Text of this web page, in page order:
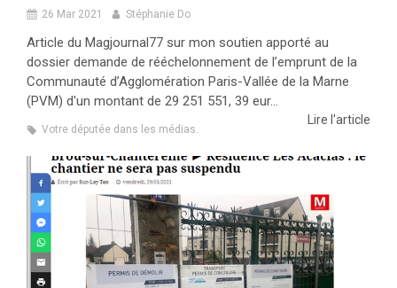
26 Mar 2021 Stéphanie Do
Article du Magjournal77 sur mon soutien apporté au
dossier demande de rééchelonnement de l’emprunt de la
Communauté d’Agglomération Paris-Vallée de la Marne
(PVM) d'un montant de 29 251 551, 39 eur...
Lire l'article
Votre députée dans les médias.